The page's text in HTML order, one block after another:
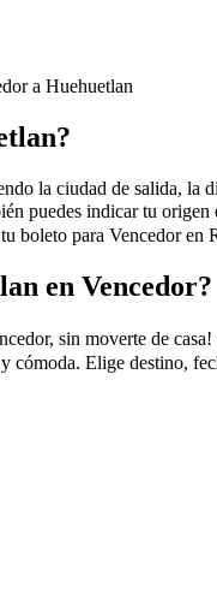
a Huehuetlan
la ciudad de salida,
puedes indicar tu origen
boleto para Vencedor
en Vencedor?
sin moverte de
Elige destino,